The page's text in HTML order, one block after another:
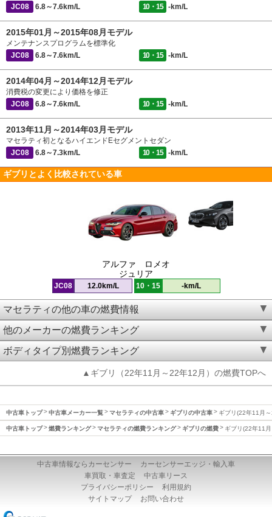
JC08
6.8～7.6km/L 10・15 -km/L
2015年01月～2015年08月モデル
メンテナンスプログラムを標準化
JC08
6.8～7.6km/L 10・15 -km/L
2014年04月～2014年12月モデル
消費税の変更により価格を修正
JC08
6.8～7.6km/L 10・15 -km/L
2013年11月～2014年03月モデル
マセラティ初となるハイエンドEセグメントセダン
JC08
6.8～7.3km/L 10・15 -km/L
ギブリとよく比較されている車
アルファ ロメオ
ジュリア
JC08 12.0km/L 10・15 -km/L
マセラティの他の車の燃費情報
他のメーカーの燃費ランキング
ボディタイプ別燃費ランキング
▲ギブリ（22年11月～22年12月）の燃費TOPへ
中古車トップ 中古車メーカー一覧 マセラティの中古車 ギブリの中古車 ギブリ(22年11月
中古車トップ 燃費ランキング マセラティの燃費ランキング ギブリの燃費 ギブリ(22年11
中古車情報ならカーセンサー
カーセンサーエッジ・輸入車
車買取・車査定
中古車リース
プライバシーポリシー
利用規約
サイトマップ
お問い合わせ